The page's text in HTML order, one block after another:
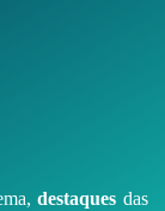
destaques das